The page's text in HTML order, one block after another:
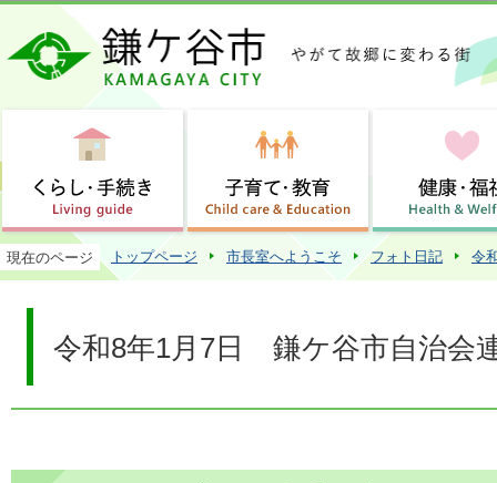
この
現在のページ トップページ 市長室へようこそ フォト日記 令
令和8年1月7日 鎌ケ谷市自治会